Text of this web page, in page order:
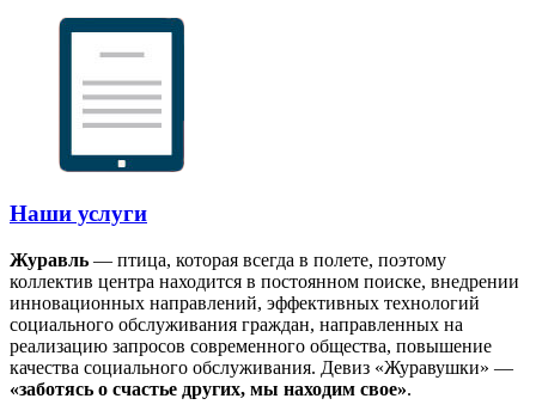
Наши услуги
Журавль — птица, которая всегда в полете, поэтому
коллектив центра находится в постоянном поиске, внедрении
инновационных направлений, эффективных технологий
социального обслуживания граждан, направленных на
реализацию запросов современного общества, повышение
качества социального обслуживания. Девиз «Журавушки» —
«заботясь о счастье других, мы находим свое».